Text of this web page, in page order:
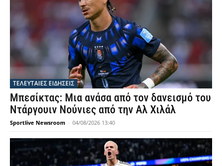
ΤΕΛΕΥΤΑΙΕΣ ΕΙΔΗΣΕΙΣ
Μπεσίκτας: Μια ανάσα από τον δανεισμό του
Ντάργουιν Νούνιες από την Αλ Χιλάλ
Sportlive Newsroom - 04/08/2026 13:40